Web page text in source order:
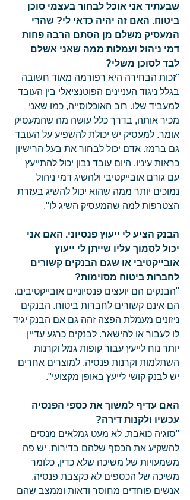
שבעתיד אני אוכל לבחור בעצמי סוכן
ביטוח. האם זה יהיה כדאי לי? שהרי
המעסיק משלם מן הסתם הרבה פחות
דמי ניהול ועמלות ממה שאני אשלם
לבד לסוכן משלי?
"זכות הבחירה היא רפורמה מאוד חשובה
בגלל ניגוד העניינים הפוטנציאלי בין העובד
למעביד שלו. רוב האוכלוסייה, כמו שאני
מכיר אותה, בדרך כלל עושה מה שהמעסיק
אומר. למעסיק יש יכולת להשפיע על העובד
גם ברמז. אדם יכול לבחור את בעל הרישיון
כראות עיניו. היום עובד נבון יכול להתייעץ
עם גורם אובייקטיבי ולהשיג דמי ניהול
נמוכים יותר ממה שהוא יכול להשיג בעזרת
הצטרפות למה שהמעסיק השיג לו".
הבנק הציע לי ייעוץ פנסיוני. האם אני
יכול לסמוך עליו שייתן לי ייעוץ
אובייקטיבי או שגם הבנקים קשורים
לחברות ביטוח מסוימות?
"הבנקים הם יועצים פנסיוניים אובייקטיבים.
הם אינם קשורים לחברות ביטוח. הבנקים
ניזונים מעמלת הפצה זהה גם אם הבנק יגיד
לו לעבור או להישאר. לבנקים כרגע עדיין
יותר נוח לייעץ עבור קופות גמל וקרנות
השתלמות וקרנות פנסיה. למוצרים אחרים
יש לבנק קושי לייעץ באופן מקצועי".
האם עדיף למשוך את כספי הפנסיה
עכשיו ולקנות דירה?
"סוגיה כואבת. לא מעט גמלאים מנסים
להשקיע את הכסף שלהם בדירות. יש פה
משמעויות של משיכה שלא כדין, כלומר
משיכה של הכספים לא כקצבת פנסיה.
אנשים פוחדים מחוסר ודאות וממצב שהם